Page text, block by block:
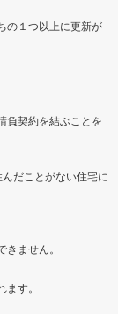
の１つ以上に更新が
負契約を結ぶことを
だことがない住宅に
ません。
す。